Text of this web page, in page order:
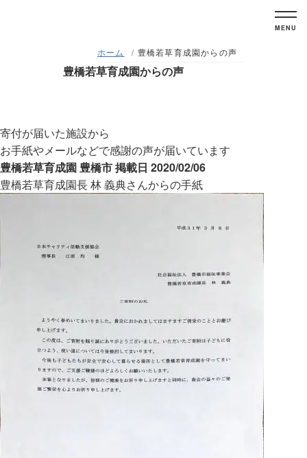
MENU
ホーム 豊橋若草育成園からの声
豊橋若草育成園からの声
寄付が届いた施設から
お手紙やメールなどで感謝の声が届いています
豊橋若草育成園豊橋市掲載日 2020/02/06
豊橋若草育成園長林 義典さんからの手紙